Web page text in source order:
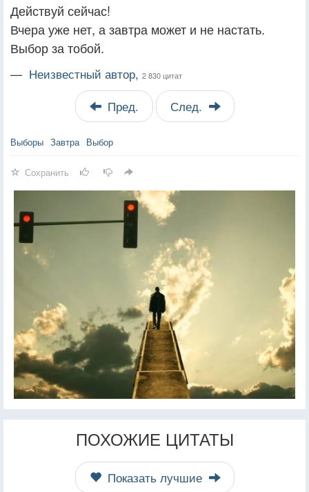
Действуй сейчас!
Вчера уже нет, а завтра может и не настать.
Выбор за тобой.
— Неизвестный автор, 2 830 цитат
Пред. След.
Выборы Завтра Выбор
Сохранить
ПОХОЖИЕ ЦИТАТЫ
Показать лучшие